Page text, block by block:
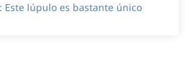
: Este lúpulo es bastante único